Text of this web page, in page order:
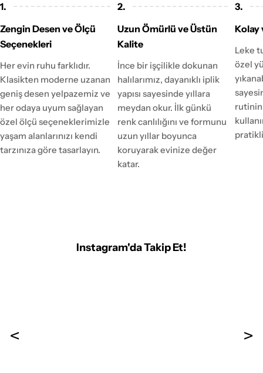
1.
Zengin Desen ve Ölçü
Seçenekleri
Her evin ruhu farklıdır.
Klasikten moderne uzanan
geniş desen yelpazemiz ve
her odaya uyum sağlayan
özel ölçü seçeneklerimizle
yaşam alanlarınızı kendi
tarzınıza göre tasarlayın.
2.
Uzun Ömürlü ve Üstün
Kalite
İnce bir işçilikle dokunan
halılarımız, dayanıklı iplik
yapısı sayesinde yıllara
meydan okur. İlk günkü
renk canlılığını ve formunu
uzun yıllar boyunca
koruyarak evinize değer
katar.
3.
Kolay
Leke
özel
Instagram'da Takip Et!